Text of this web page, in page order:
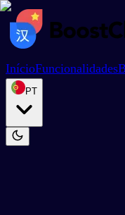
InícioFuncionalidades
PT